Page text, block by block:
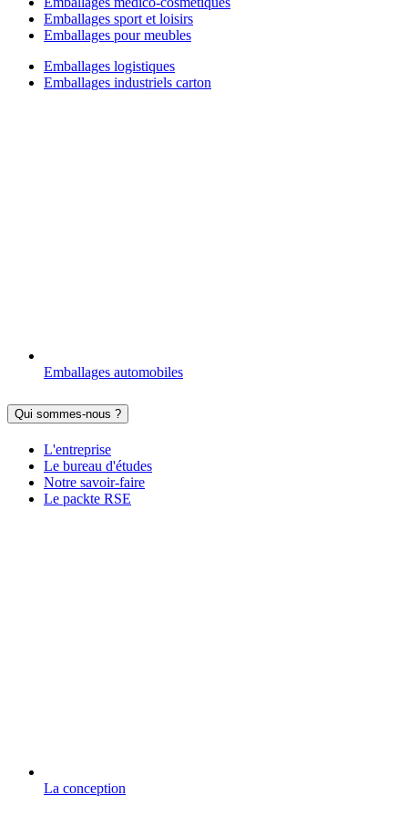
Emballages sport et loisirs
Emballages pour meubles
Emballages logistiques
Emballages industriels carton
Emballages automobiles
Qui sommes-nous ?
L'entreprise
Le bureau d'études
Notre savoir-faire
Le packte RSE
La conception